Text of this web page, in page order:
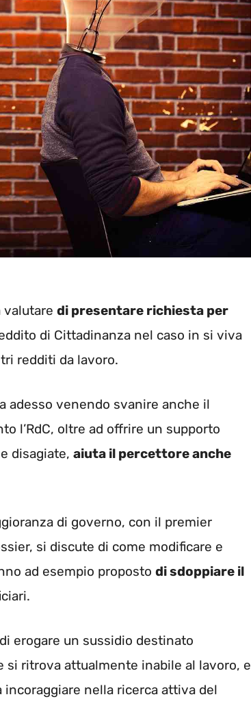
di presentare richiesta per
di Cittadinanza nel caso in si viva
redditi da lavoro.
adesso venendo svanire anche il
l’RdC, oltre ad offrire un supporto
disagiate, aiuta il percettore anche
di governo, con il premier
si discute di come modificare e
ad esempio proposto di sdoppiare il
erogare un sussidio destinato
si ritrova attualmente inabile al lavoro, e
nella ricerca attiva del